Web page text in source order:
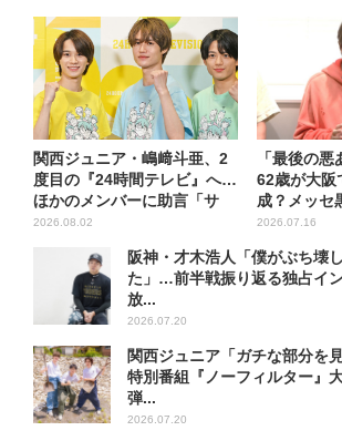
関西ジュニア・嶋﨑斗亜、2
度目の『24時間テレビ』へ…
ほかのメンバーに助言「サ
ポ...
2026.08.02
「最後の
62歳が大阪
成？メッセ
ラ...
2026.07.16
阪神・才木浩人「僕がぶち壊
た」…前半戦振り返る独占イ
放...
2026.07.20
関西ジュニア「ガチな部分を
特別番組『ノーフィルター』
弾...
2026.07.20